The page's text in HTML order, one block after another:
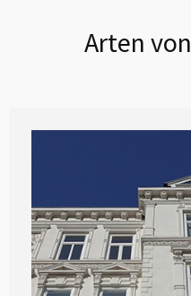
Arten von